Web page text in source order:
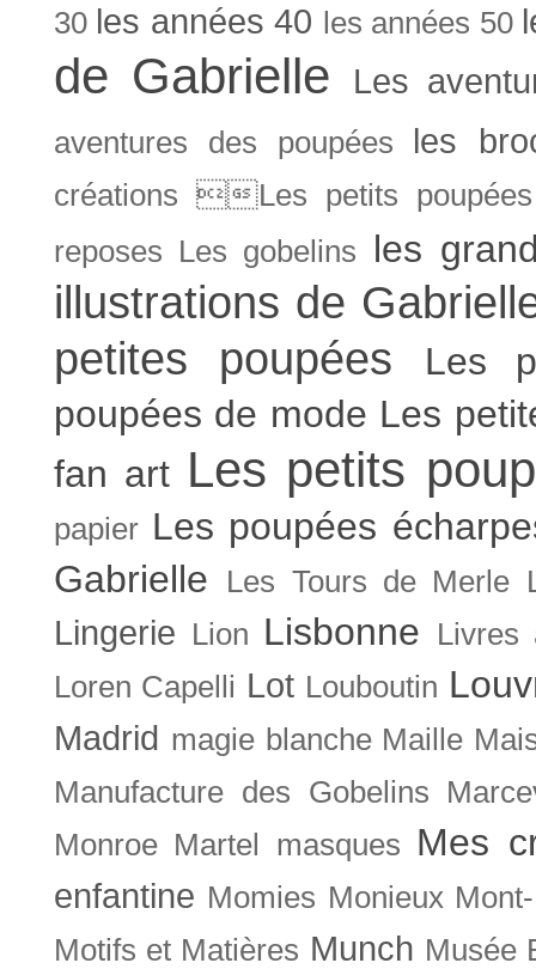
30 les années 40 les années 50
de Gabrielle Les
aventures des poupées les
créations Les petits
reposes Les gobelins les
illustrations de
petites poupées
Les
poupées de mode Les
fan art Les petits
papier Les poupées
Gabrielle
Les Tours de Merle
Lingerie Lion Lisbonne
Livres
Loren Capelli Lot Louboutin
Madrid magie blanche Maille
Manufacture des Gobelins
Monroe Martel masques Mes
enfantine Momies Monieux
Motifs et Matières Munch Musée